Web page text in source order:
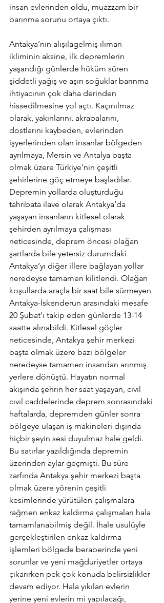
insan evlerinden oldu, muazzam bir
barınma sorunu ortaya çıktı.
Antakya’nın alışılagelmiş ılıman
ikliminin aksine, ilk depremlerin
yaşandığı günlerde hüküm süren
şiddetli yağış ve aşırı soğuklar barınma
ihtiyacının çok daha derinden
hissedilmesine yol açtı. Kaçınılmaz
olarak, yakınlarını, akrabalarını,
dostlarını kaybeden, evlerinden
işyerlerinden olan insanlar bölgeden
ayrılmaya, Mersin ve Antalya başta
olmak üzere Türkiye’nin çeşitli
şehirlerine göç etmeye başladılar.
Depremin yollarda oluşturduğu
tahribata ilave olarak Antakya’da
yaşayan insanların kitlesel olarak
şehirden ayrılmaya çalışması
neticesinde, deprem öncesi olağan
şartlarda bile yetersiz durumdaki
Antakya’yı diğer illere bağlayan yollar
neredeyse tamamen kilitlendi. Olağan
koşullarda araçla bir saat bile sürmeyen
Antakya-İskenderun arasındaki mesafe
20 Şubat’ı takip eden günlerde 13-14
saatte alınabildi. Kitlesel göçler
neticesinde, Antakya şehir merkezi
başta olmak üzere bazı bölgeler
neredeyse tamamen insandan arınmış
yerlere dönüştü. Hayatın normal
akışında şehrin her saat yaşayan, cıvıl
cıvıl caddelerinde deprem sonrasındaki
haftalarda, depremden günler sonra
bölgeye ulaşan iş makineleri dışında
hiçbir şeyin sesi duyulmaz hale geldi.
Bu satırlar yazıldığında depremin
üzerinden aylar geçmişti. Bu süre
zarfında Antakya şehir merkezi başta
olmak üzere yörenin çeşitli
kesimlerinde yürütülen çalışmalara
rağmen enkaz kaldırma çalışmaları hala
tamamlanabilmiş değil. İhale usulüyle
gerçekleştirilen enkaz kaldırma
işlemleri bölgede beraberinde yeni
sorunlar ve yeni mağduriyetler ortaya
çıkarırken pek çok konuda belirsizlikler
devam ediyor. Hala yıkılan evlerin
yerine yeni evlerin mi yapılacağı,